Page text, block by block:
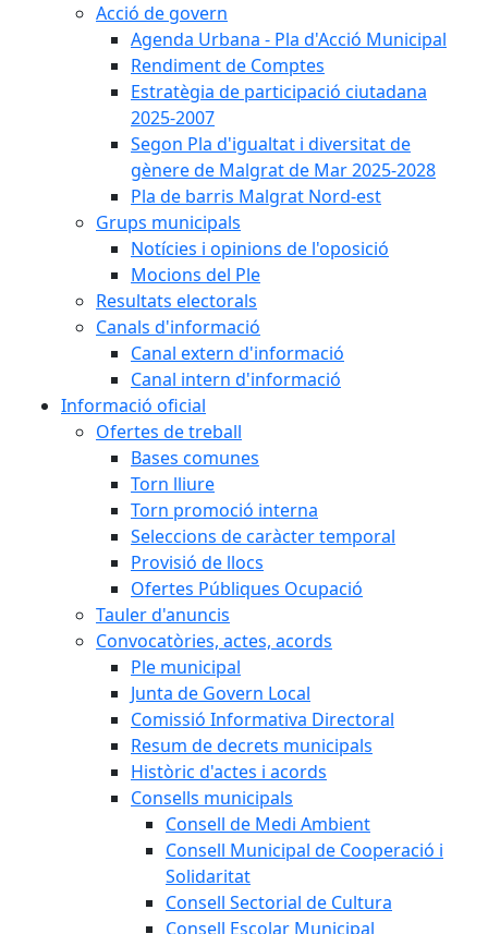
Acció de govern
Agenda Urbana - Pla d'Acció Municipal
Rendiment de Comptes
Estratègia de participació ciutadana
2025-2007
Segon Pla d'igualtat i diversitat de
gènere de Malgrat de Mar 2025-2028
Pla de barris Malgrat Nord-est
Grups municipals
Notícies i opinions de l'oposició
Mocions del Ple
Resultats electorals
Canals d'informació
Canal extern d'informació
Canal intern d'informació
Informació oficial
Ofertes de treball
Bases comunes
Torn lliure
Torn promoció interna
Seleccions de caràcter temporal
Provisió de llocs
Ofertes Públiques Ocupació
Tauler d'anuncis
Convocatòries, actes, acords
Ple municipal
Junta de Govern Local
Comissió Informativa Directoral
Resum de decrets municipals
Històric d'actes i acords
Consells municipals
Consell de Medi Ambient
Consell Municipal de Cooperació i
Solidaritat
Consell Sectorial de Cultura
Consell Escolar Municipal